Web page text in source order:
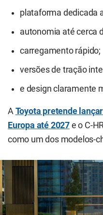
plataforma dedicada
autonomia até cerca
carregamento rápido;
versões de tração
e design claramente
A Toyota pretende
Europa até 2027 e o C-
como um dos modelos-